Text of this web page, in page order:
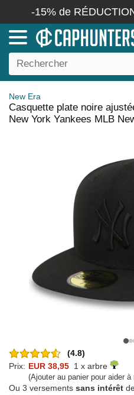
-15% de
New Era
Casquette plate noire
New York Yankees MLB
(4.8)
Prix: EUR 38,95 1 x arbre
(Ajouter au panier pour aider à
Ou 3 versements sans intérêt